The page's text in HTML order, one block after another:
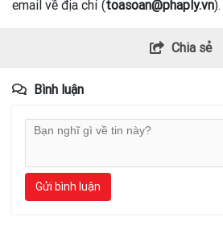
email về địa chỉ (toasoan@phaply.vn).
Chia sẻ
Bình luận
Gửi bình luận